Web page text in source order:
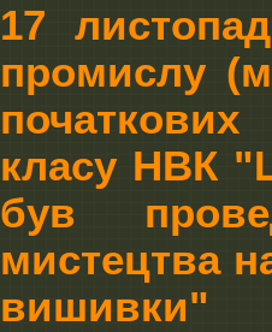
17
промислу
класу НВК
був
мистецтва
вишивки"